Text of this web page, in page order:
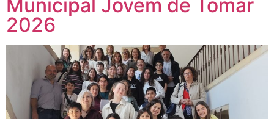
Municipal Jovem de Tomar
2026